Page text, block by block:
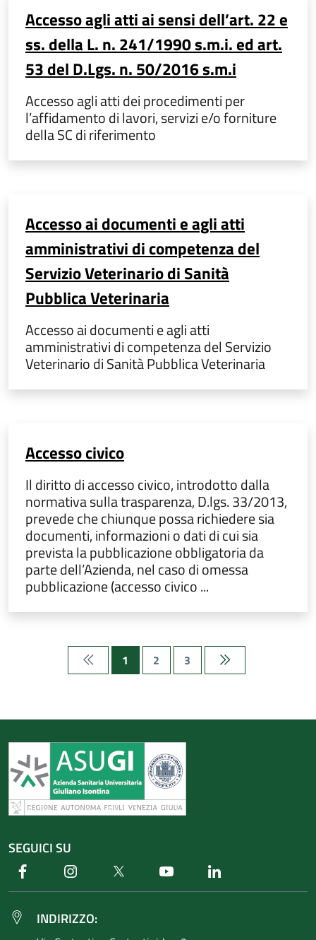
Accesso agli atti ai sensi dell’art. 22 e
ss. della L. n. 241/1990 s.m.i. ed art.
53 del D.Lgs. n. 50/2016 s.m.i
Accesso agli atti dei procedimenti per
l’affidamento di lavori, servizi e/o forniture
della SC di riferimento
Accesso ai documenti e agli atti
amministrativi di competenza del
Servizio Veterinario di Sanità
Pubblica Veterinaria
Accesso ai documenti e agli atti
amministrativi di competenza del Servizio
Veterinario di Sanità Pubblica Veterinaria
Accesso civico
Il diritto di accesso civico, introdotto dalla
normativa sulla trasparenza, D.lgs. 33/2013,
prevede che chiunque possa richiedere sia
documenti, informazioni o dati di cui sia
prevista la pubblicazione obbligatoria da
parte dell’Azienda, nel caso di omessa
pubblicazione (accesso civico ...
Prima pagina
1 2 3 Ultima pagina
SEGUICI SU
Facebook Instagram Twitter Youtube
INDIRIZZO: